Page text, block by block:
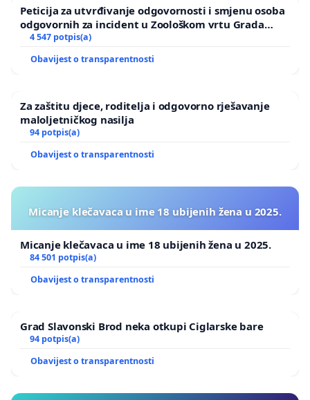
Peticija za utvrđivanje odgovornosti i smjenu osoba
odgovornih za incident u Zoološkom vrtu Grada
Zagreba
4 547 potpis(a)
Obavijest o transparentnosti
Za zaštitu djece, roditelja i odgovorno rješavanje
maloljetničkog nasilja
94 potpis(a)
Obavijest o transparentnosti
Micanje klečavaca u ime 18 ubijenih žena u 2025.
Micanje klečavaca u ime 18 ubijenih žena u 2025.
84 501 potpis(a)
Obavijest o transparentnosti
Grad Slavonski Brod neka otkupi Ciglarske bare
94 potpis(a)
Obavijest o transparentnosti